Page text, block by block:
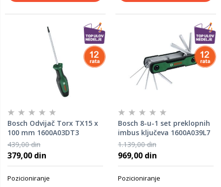
Bosch Odvijač Torx TX15 x
100 mm 1600A03DT3
439,00 din
379,00 din
Pozicioniranje
Bosch 8-u-1 set preklopnih
imbus ključeva 1600A039L7
1.139,00 din
969,00 din
Pozicioniranje